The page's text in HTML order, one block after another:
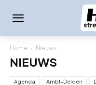
Home Nieuws
NIEUWS
Agenda Ambt-Delden